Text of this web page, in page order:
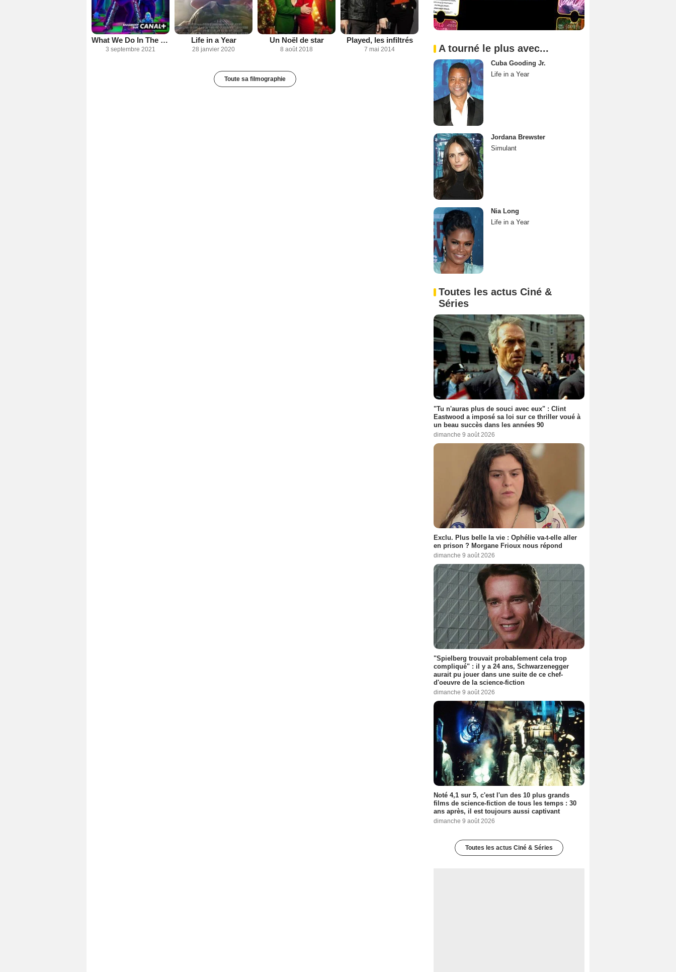
What We Do In The Shadows
3 septembre 2021
Life in a Year
28 janvier 2020
Un Noël de star
8 août 2018
Played, les infiltrés
7 mai 2014
Toute sa filmographie
A tourné le plus avec...
Cuba Gooding Jr.
Life in a Year
Jordana Brewster
Simulant
Nia Long
Life in a Year
Toutes les actus Ciné &
Séries
"Tu n'auras plus de souci avec eux" : Clint
Eastwood a imposé sa loi sur ce thriller voué à
un beau succès dans les années 90
dimanche 9 août 2026
Exclu. Plus belle la vie : Ophélie va-t-elle aller
en prison ? Morgane Frioux nous répond
dimanche 9 août 2026
"Spielberg trouvait probablement cela trop
compliqué" : il y a 24 ans, Schwarzenegger
aurait pu jouer dans une suite de ce chef-
d'oeuvre de la science-fiction
dimanche 9 août 2026
Noté 4,1 sur 5, c'est l'un des 10 plus grands
films de science-fiction de tous les temps : 30
ans après, il est toujours aussi captivant
dimanche 9 août 2026
Toutes les actus Ciné & Séries